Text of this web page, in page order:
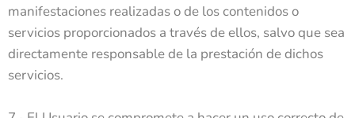
manifestaciones realizadas o de los contenidos o
servicios proporcionados a través de ellos, salvo que sea
directamente responsable de la prestación de dichos
servicios.